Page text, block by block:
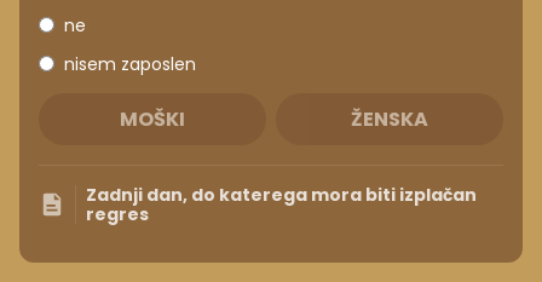
ne
nisem zaposlen
MOŠKI ŽENSKA
Zadnji dan, do katerega mora biti izplačan
regres